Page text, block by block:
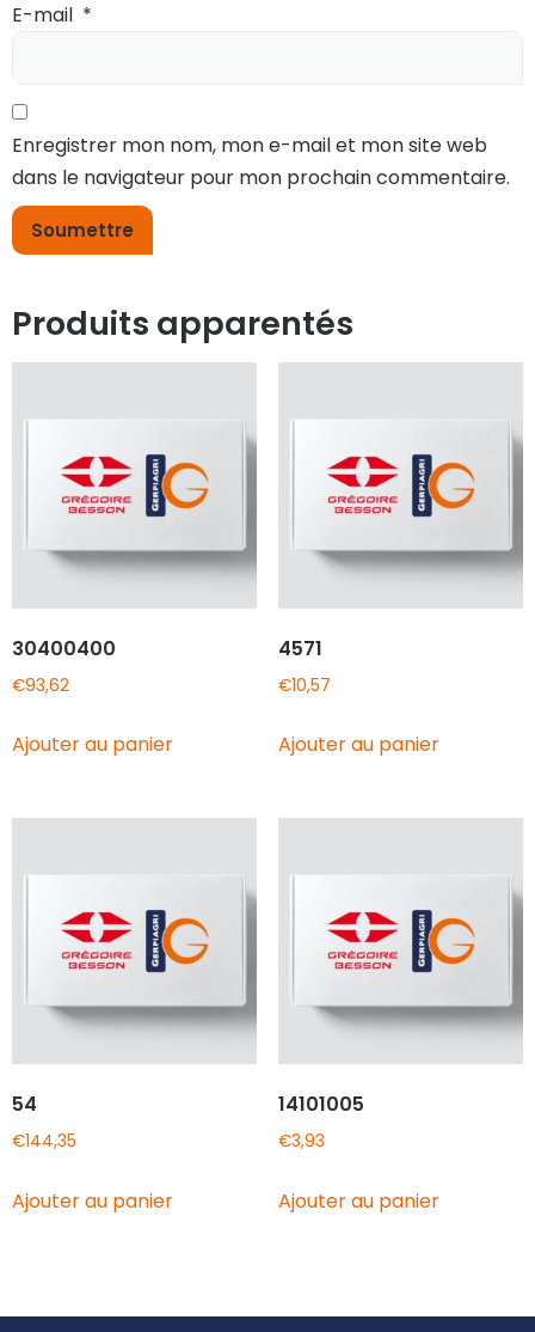
E-mail *
Enregistrer mon nom, mon e-mail et mon site web
dans le navigateur pour mon prochain commentaire.
Produits apparentés
30400400
€93,62
Ajouter au panier
4571
€10,57
Ajouter au panier
54
€144,35
Ajouter au panier
14101005
€3,93
Ajouter au panier